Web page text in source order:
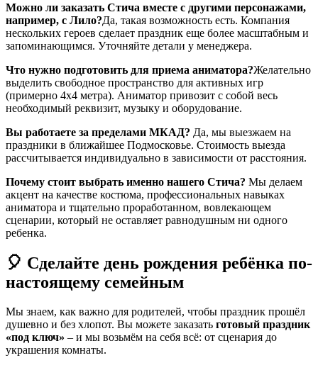
Можно ли заказать Стича вместе с другими персонажами,
например, с Лило?Да, такая возможность есть. Компания
нескольких героев сделает праздник еще более масштабным и
запоминающимся. Уточняйте детали у менеджера.
Что нужно подготовить для приема аниматора?Желательно
выделить свободное пространство для активных игр
(примерно 4х4 метра). Аниматор привозит с собой весь
необходимый реквизит, музыку и оборудование.
Вы работаете за пределами МКАД? Да, мы выезжаем на
праздники в ближайшее Подмосковье. Стоимость выезда
рассчитывается индивидуально в зависимости от расстояния.
Почему стоит выбрать именно нашего Стича? Мы делаем
акцент на качестве костюма, профессиональных навыках
аниматора и тщательно проработанном, вовлекающем
сценарии, который не оставляет равнодушным ни одного
ребенка.
🎈 Сделайте день рождения ребёнка по-
настоящему семейным
Мы знаем, как важно для родителей, чтобы праздник прошёл
душевно и без хлопот. Вы можете заказать готовый праздник
«под ключ» – и мы возьмём на себя всё: от сценария до
украшения комнаты.